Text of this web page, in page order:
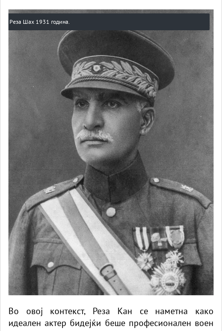
Реза Шах 1931 година.
Во овој контекст, Реза Кан се наметна како
идеален актер бидејќи беше професионален воен